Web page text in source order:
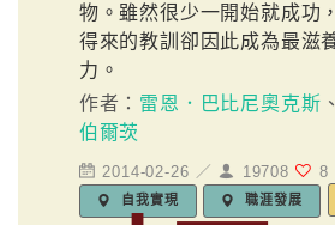
物。雖然很少一開始就成功
得來的教訓卻因此成為最滋
力。
作者： 雷恩．巴比尼奧克斯
伯爾茨
2014-02-26 ／ 19708 8
自我實現 職涯發展